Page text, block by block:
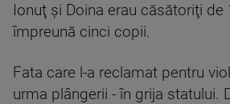
Ionuţ şi Doina erau căsătoriţi de
împreună cinci copii.
Fata care l-a reclamat pentru
urma plângerii - în grija statului.